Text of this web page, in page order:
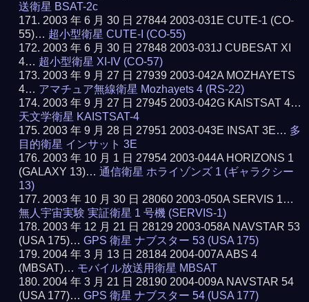
送衛星 BSAT-2c
2003 年 6 月 30 日 27844 2003-031E CUTE-1 (CO-
55)… 超小型衛星 CUTE-I (CO-55)
2003 年 6 月 30 日 27848 2003-031J CUBESAT XI
4… 超小型衛星 XI-IV (CO-57)
2003 年 9 月 27 日 27939 2003-042A MOZHAYETS
4… アマチュア無線衛星 Mozhayets 4 (RS-22)
2003 年 9 月 27 日 27945 2003-042G KAISTSAT 4…
天文学衛星 KAISTSAT-4
2003 年 9 月 28 日 27951 2003-043E INSAT 3E… 多
目的衛星 インサット 3E
2003 年 10 月 1 日 27954 2003-044A HORIZONS 1
(GALAXY 13)…通信衛星 ホライゾンズ 1 (ギャラクシー
13)
2003 年 10 月 30 日 28060 2003-050A SERVIS 1…
無人宇宙実験 実証衛星 1 号機 (SERVIS-1)
2003 年 12 月 21 日 28129 2003-058A NAVSTAR 53
(USA 175)…GPS 衛星 ナブスター 53 (USA 175)
2004 年 3 月 13 日 28184 2004-007A ABS 4
(MBSAT)… モバイル放送用衛星 MBSAT
2004 年 3 月 21 日 28190 2004-009A NAVSTAR 54
(USA 177)…GPS 衛星 ナブスター 54 (USA 177)